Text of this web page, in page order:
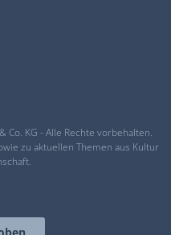
Co. KG - Alle Rechte vorbehalten.
zu aktuellen Themen aus Kultur